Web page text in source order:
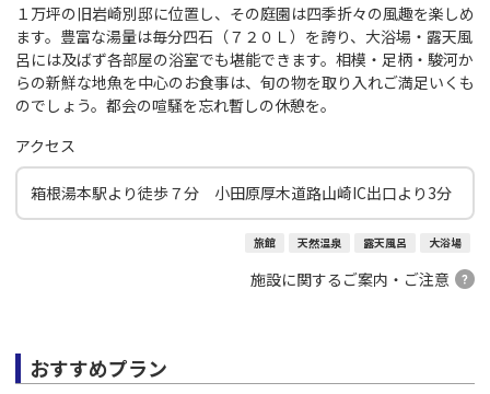
１万坪の旧岩崎別邸に位置し、その庭園は四季折々の風趣を楽しめ
ます。豊富な湯量は毎分四石（７２０Ｌ）を誇り、大浴場・露天風
呂には及ばず各部屋の浴室でも堪能できます。相模・足柄・駿河か
らの新鮮な地魚を中心のお食事は、旬の物を取り入れご満足いくも
のでしょう。都会の喧騒を忘れ暫しの休憩を。
アクセス
箱根湯本駅より徒歩７分 小田原厚木道路山崎IC出口より3分
旅館 天然温泉 露天風呂 大浴場
施設に関するご案内・ご注意
おすすめプラン